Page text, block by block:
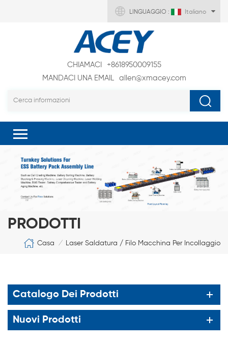
LINGUAGGIO : Italiano
CHIAMACI
+8618950009155
MANDACI UNA EMAIL
allen@xmacey.com
PRODOTTI
Casa / Laser Saldatura / Filo Macchina Per Incollaggio
Catalogo Dei Prodotti
Nuovi Prodotti